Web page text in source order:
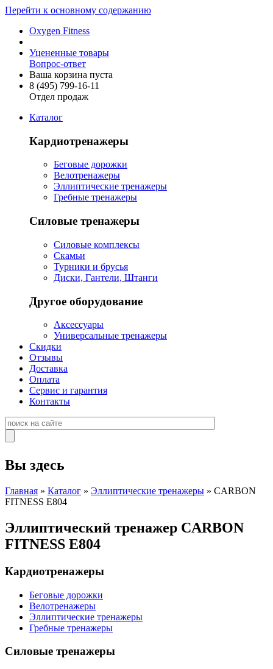
Перейти к основному содержанию
Oxygen Fitness
Уцененные товары
Вопрос-ответ
Ваша корзина пуста
8 (495) 799-16-11
Отдел продаж
Каталог
Кардиотренажеры
Беговые дорожки
Велотренажеры
Эллиптические тренажеры
Гребные тренажеры
Силовые тренажеры
Силовые комплексы
Скамьи
Турники и брусья
Диски, Гантели, Штанги
Другое оборудование
Аксессуары
Универсальные тренажеры
Скидки
Отзывы
Доставка
Оплата
Сервис и гарантия
Контакты
Вы здесь
Главная » Каталог » Эллиптические тренажеры » CARBON
FITNESS E804
Эллиптический тренажер CARBON
FITNESS E804
Кардиотренажеры
Беговые дорожки
Велотренажеры
Эллиптические тренажеры
Гребные тренажеры
Силовые тренажеры